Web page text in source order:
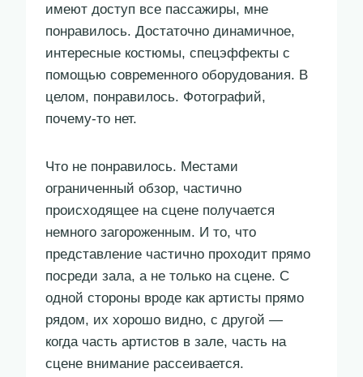
имеют доступ все пассажиры, мне
понравилось. Достаточно динамичное,
интересные костюмы, спецэффекты с
помощью современного оборудования. В
целом, понравилось. Фотографий,
почему-то нет.
Что не понравилось. Местами
ограниченный обзор, частично
происходящее на сцене получается
немного загороженным. И то, что
представление частично проходит прямо
посреди зала, а не только на сцене. С
одной стороны вроде как артисты прямо
рядом, их хорошо видно, с другой —
когда часть артистов в зале, часть на
сцене внимание рассеивается.